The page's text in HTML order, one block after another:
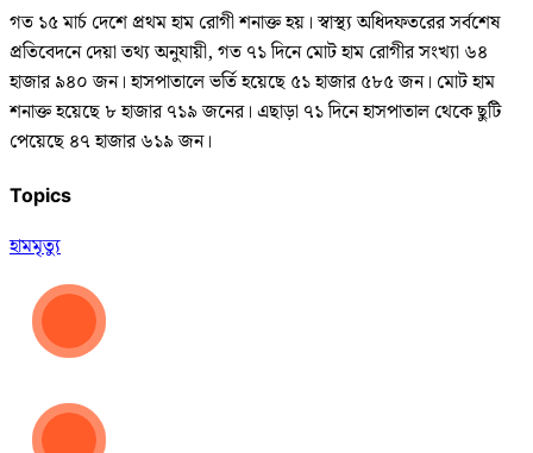
গত ১৫ মার্চ দেশে প্রথম হাম রোগী শনাক্ত হয়। স্বাস্থ্য অধিদফতরের সর্বশেষ
প্রতিবেদনে দেয়া তথ্য অনুযায়ী, গত ৭১ দিনে মোট হাম রোগীর সংখ্যা ৬৪
হাজার ৯৪০ জন। হাসপাতালে ভর্তি হয়েছে ৫১ হাজার ৫৮৫ জন। মোট হাম
শনাক্ত হয়েছে ৮ হাজার ৭১৯ জনের। এছাড়া ৭১ দিনে হাসপাতাল থেকে ছুটি
পেয়েছে ৪৭ হাজার ৬১৯ জন।
Topics
হামমৃত্যু